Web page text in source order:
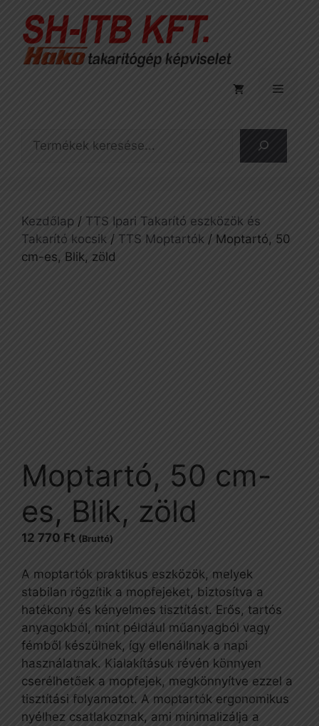
tartalomba
Menü
Kezdőlap / TTS Ipari Takarító eszközök és
Takarító kocsik / TTS Moptartók / Moptartó, 50
cm-es, Blik, zöld
Moptartó, 50 cm-
es, Blik, zöld
12 770 Ft (Bruttó)
A moptartók praktikus eszközök, melyek
stabilan rögzítik a mopfejeket, biztosítva a
hatékony és kényelmes tisztítást. Erős, tartós
anyagokból, mint például műanyagból vagy
fémből készülnek, így ellenállnak a napi
használatnak. Kialakításuk révén könnyen
cserélhetőek a mopfejek, megkönnyítve ezzel a
tisztítási folyamatot. A moptartók ergonomikus
nyélhez csatlakoznak, ami minimalizálja a